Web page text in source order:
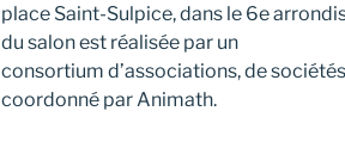
place Saint-Sulpice, dans le 6e
du salon est réalisée par un
consortium d’associations, de
coordonné par Animath.